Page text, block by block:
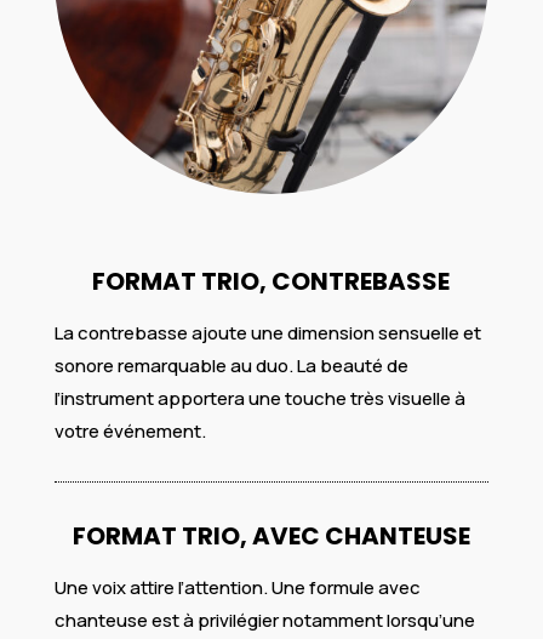
FORMAT TRIO, CONTREBASSE
La contrebasse ajoute une dimension sensuelle et
sonore remarquable au duo. La beauté de
l’instrument apportera une touche très visuelle à
votre événement.
FORMAT TRIO, AVEC CHANTEUSE
Une voix attire l’attention. Une formule avec
chanteuse est à privilégier notamment lorsqu’une